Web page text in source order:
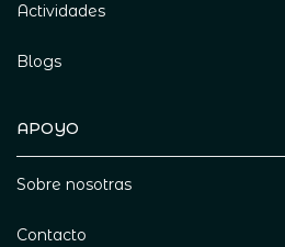
Actividades
Blogs
APOYO
Sobre nosotras
Contacto